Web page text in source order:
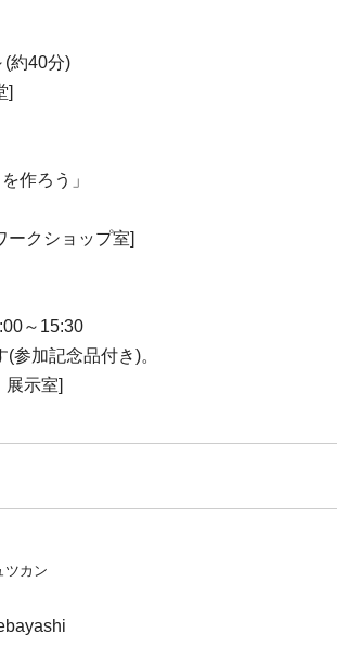
(約40分)
]
作ろう」
ークショップ室]
～15:30
参加記念品付き)。
展示室]
ツカン